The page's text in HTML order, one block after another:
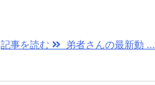
記事を読む 弟者さんの最新動 ...